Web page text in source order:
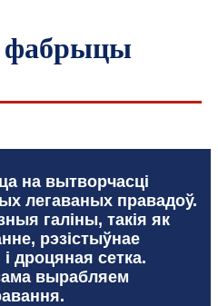
фабрыцы
на вытворчасці
легаваных правадоў.
галіны, такія як
рэзістыўнае
дроцяная сетка.
вырабляем